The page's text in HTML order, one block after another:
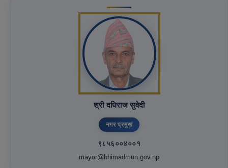
श्री दधिराज सुवेदी
नगर प्रमुख
९८५६००४००१
mayor@bhimadmun.gov.np